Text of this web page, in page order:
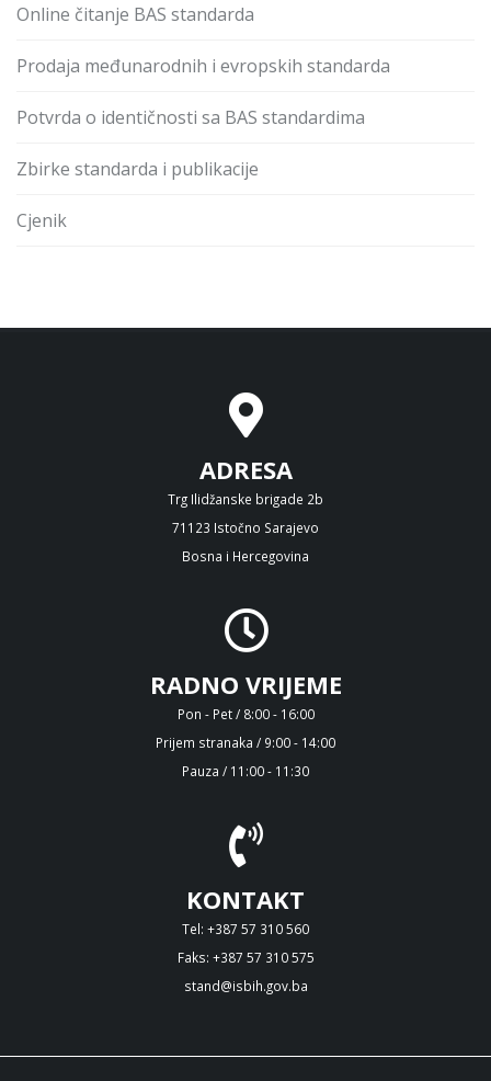
Online čitanje BAS standarda
Prodaja međunarodnih i evropskih standarda
Potvrda o identičnosti sa BAS standardima
Zbirke standarda i publikacije
Cjenik
ADRESA
Trg Ilidžanske brigade 2b
71123 Istočno Sarajevo
Bosna i Hercegovina
RADNO VRIJEME
Pon - Pet / 8:00 - 16:00
Prijem stranaka / 9:00 - 14:00
Pauza / 11:00 - 11:30
KONTAKT
Tel: +387 57 310 560
Faks: +387 57 310 575
stand@isbih.gov.ba